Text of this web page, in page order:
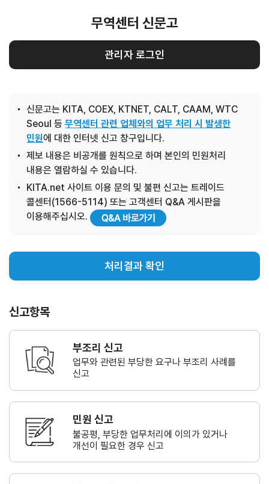
무역센터 신문고
관리자 로그인
신문고는 KITA, COEX, KTNET, CALT, CAAM, WTC
Seoul 등무역센터 관련 업체와의 업무 처리 시 발생한
민원에 대한 인터넷 신고 창구입니다.
제보 내용은 비공개를 원칙으로 하며 본인의 민원처리
내용은 열람하실 수 있습니다.
KITA.net 사이트 이용 문의 및 불편 신고는 트레이드
콜센터(1566-5114) 또는 고객센터 Q&A 게시판을
이용해주십시오.
처리결과 확인
신고항목
부조리 신고
업무와 관련된 부당한 요구나 부조리 사례를
신고
민원 신고
불공평, 부당한 업무처리에 이의가 있거나
개선이 필요한 경우 신고